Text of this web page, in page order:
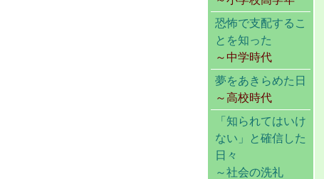
恐怖で支配するこ
とを知った
～中学時代
夢をあきらめた日
～高校時代
「知られてはいけ
ない」と確信した
日々
～社会の洗礼